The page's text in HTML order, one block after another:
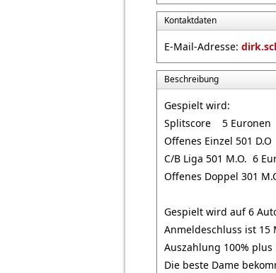
Kontaktdaten
E-Mail-Adresse:
Beschreibung
Gespielt wird:
Splitscore 5
Offenes Einzel 501
C/B Liga 501 M.O. 6
Offenes Doppel 301
Gespielt wird auf 6
Anmeldeschluss ist
Auszahlung 100% plus
Die beste Dame